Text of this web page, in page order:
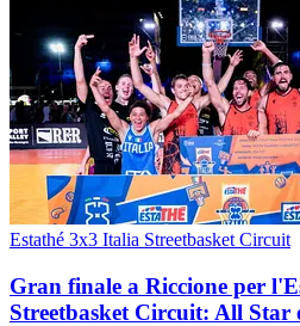
Estathé 3x3 Italia Streetbasket Circuit
Gran finale a Riccione per
Streetbasket Circuit: All